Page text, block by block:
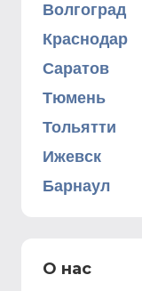
Волгоград
Краснодар
Саратов
Тюмень
Тольятти
Ижевск
Барнаул
О нас